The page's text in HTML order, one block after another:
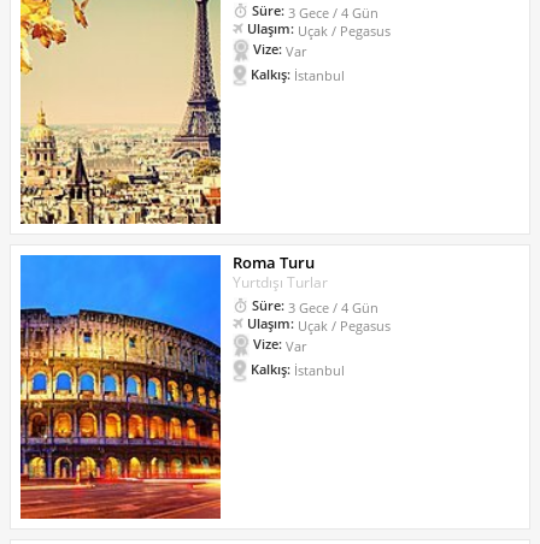
Süre: 3 Gece / 4 Gün
Ulaşım: Uçak / Pegasus
Vize: Var
Kalkış: İstanbul
Roma Turu
Yurtdışı Turlar
Süre: 3 Gece / 4 Gün
Ulaşım: Uçak / Pegasus
Vize: Var
Kalkış: İstanbul